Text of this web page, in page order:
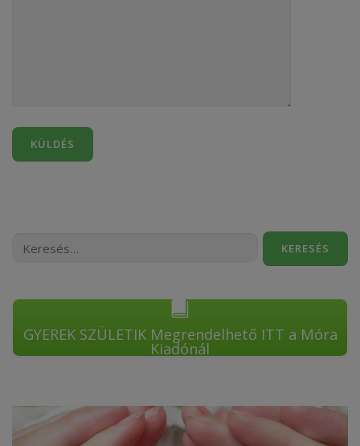
GYEREK SZÜLETIK Megrendelhető ITT a Móra
Kiadónál